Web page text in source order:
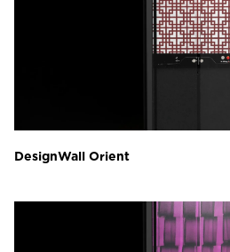
DesignWall Orient